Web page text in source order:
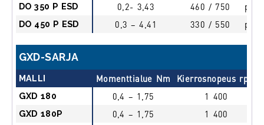
DO 350 P ESD 0,2- 3,43 460 / 750
DO 450 P ESD 0,3 – 4,41 330 / 550
GXD-SARJA
MALLI Momenttialue Nm Kierrosnopeus rpm
GXD 180 0,4 – 1,75 1 400
GXD 180P 0,4 – 1,75 1 400